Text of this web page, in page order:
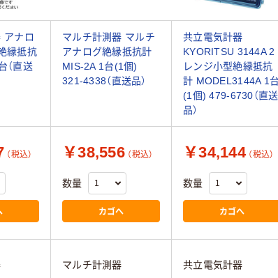
アナロ
縁抵抗
（直送
マルチ計測器 マルチ
アナログ絶縁抵抗計
MIS-2A 1台(1個)
321-4338（直送品）
共立電気計器
KYORITSU 3144A 2
レンジ小型絶縁抵抗
計 MODEL3144A 1台
(1個) 479-6730（直送
品）
（税込） ￥38,556 （税込）
数量
カゴへ
￥34,144 （税込）
数量
カゴへ
マルチ計測器 共立電気計器